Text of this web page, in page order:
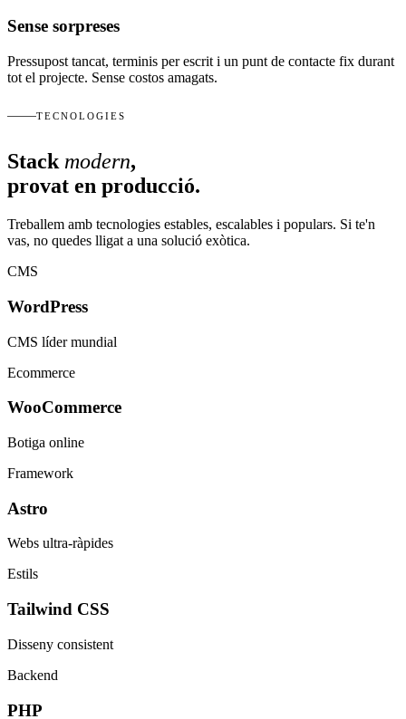
Sense sorpreses
Pressupost tancat, terminis per escrit i un punt de contacte fix durant
tot el projecte. Sense costos amagats.
TECNOLOGIES
Stack modern,
provat en producció.
Treballem amb tecnologies estables, escalables i populars. Si te'n
vas, no quedes lligat a una solució exòtica.
CMS
WordPress
CMS líder mundial
Ecommerce
WooCommerce
Botiga online
Framework
Astro
Webs ultra-ràpides
Estils
Tailwind CSS
Disseny consistent
Backend
PHP